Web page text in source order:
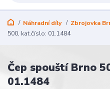
Náhradní díly Zbrojovka
500, kat.číslo: 01.1484
Čep spouští Brno
01.1484